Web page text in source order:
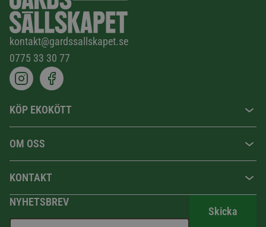
kontakt@gardssallskapet.se
0775 33 30 77
KÖP EKOKÖTT
OM OSS
KONTAKT
NYHETSBREV
Skicka